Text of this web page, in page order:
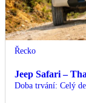
Řecko
Jeep Safari –
Doba trvání: Celý